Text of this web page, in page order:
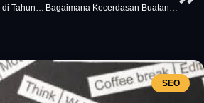
Instagram Untuk Bisnis di Tahun 2017 : Postingan Yang Dapat Dibeli & Tingkatkan Keterlibatan Pengguna Bagaimana Kecerdasan Buatan Mengubah Layanan Pelanggan Di Media Sosial Pada Tahun 2017
SEO